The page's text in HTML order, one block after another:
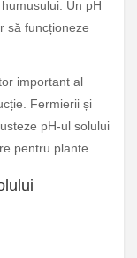
Un pH
să funcționeze
important al
Fermierii și
pH-ul solului
pentru plante.